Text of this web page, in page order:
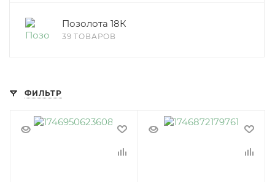
Позолота 18К
39 ТОВАРОВ
ФИЛЬТР